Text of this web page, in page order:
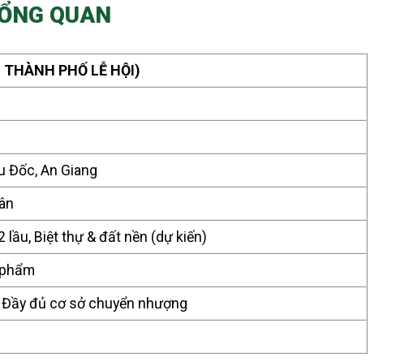
QUAN
PHỐ LỄ HỘI)
Đốc, An Giang
lầu, Biệt thự & đất nền (dự kiến)
đủ cơ sở chuyển nhượng